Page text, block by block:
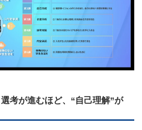
考が進むほど、“自己理解”が